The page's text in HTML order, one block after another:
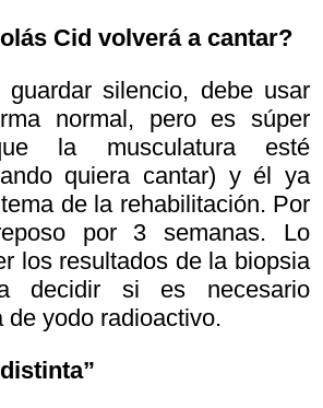
Cid volverá a cantar?
silencio, debe usar
normal, pero es súper
la musculatura esté
quiera cantar) y él ya
de la rehabilitación. Por
por 3 semanas. Lo
los resultados de la biopsia
decidir si es necesario
de yodo radioactivo.